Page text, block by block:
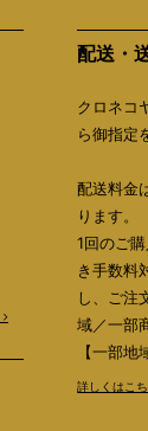
配送・
クロネコ
ら御指定
配送料金
ります。
1回のご
き手数料
し、ご注
域／一部
【一部
詳しくはこ